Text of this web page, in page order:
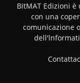
BitMAT Edizioni
con una
comunicazione